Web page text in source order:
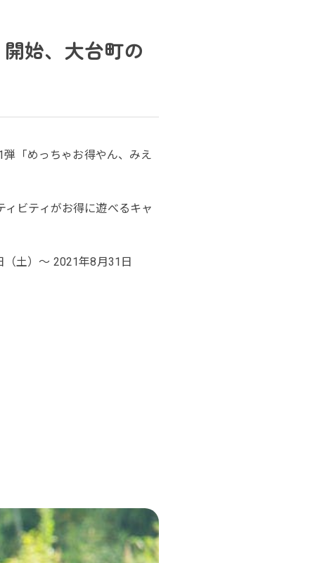
始、大台町の
弾「めっちゃお得やん、みえ
ビティがお得に遊べるキャ
（土）～ 2021年8月31日